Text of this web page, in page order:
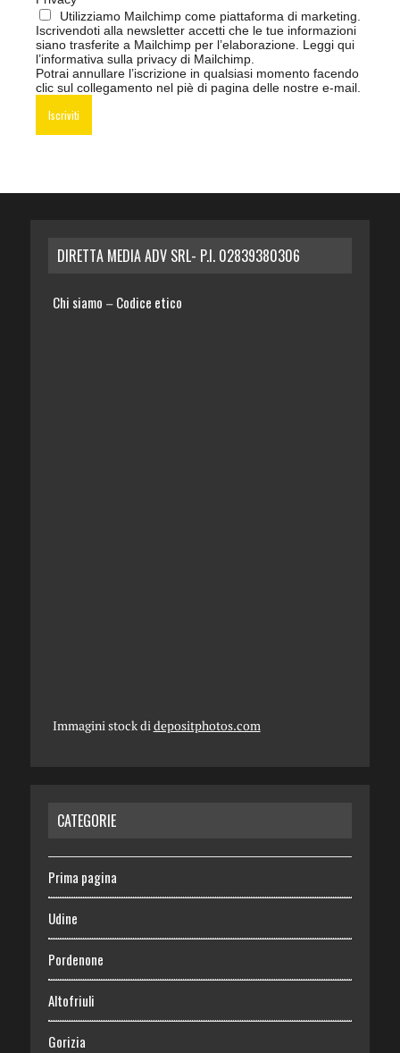
Utilizziamo Mailchimp come piattaforma di marketing.
Iscrivendoti alla newsletter accetti che le tue informazioni
siano trasferite a Mailchimp per l’elaborazione. Leggi qui
l’informativa sulla privacy di Mailchimp
Potrai annullare l’iscrizione in qualsiasi momento facendo
clic sul collegamento nel piè di pagina delle nostre e-mail.
DIRETTA MEDIA ADV SRL- P.I. 02839380306
Chi siamo – Codice etico
Immagini stock didepositphotos.com
CATEGORIE
Prima pagina
Udine
Pordenone
Altofriuli
Gorizia